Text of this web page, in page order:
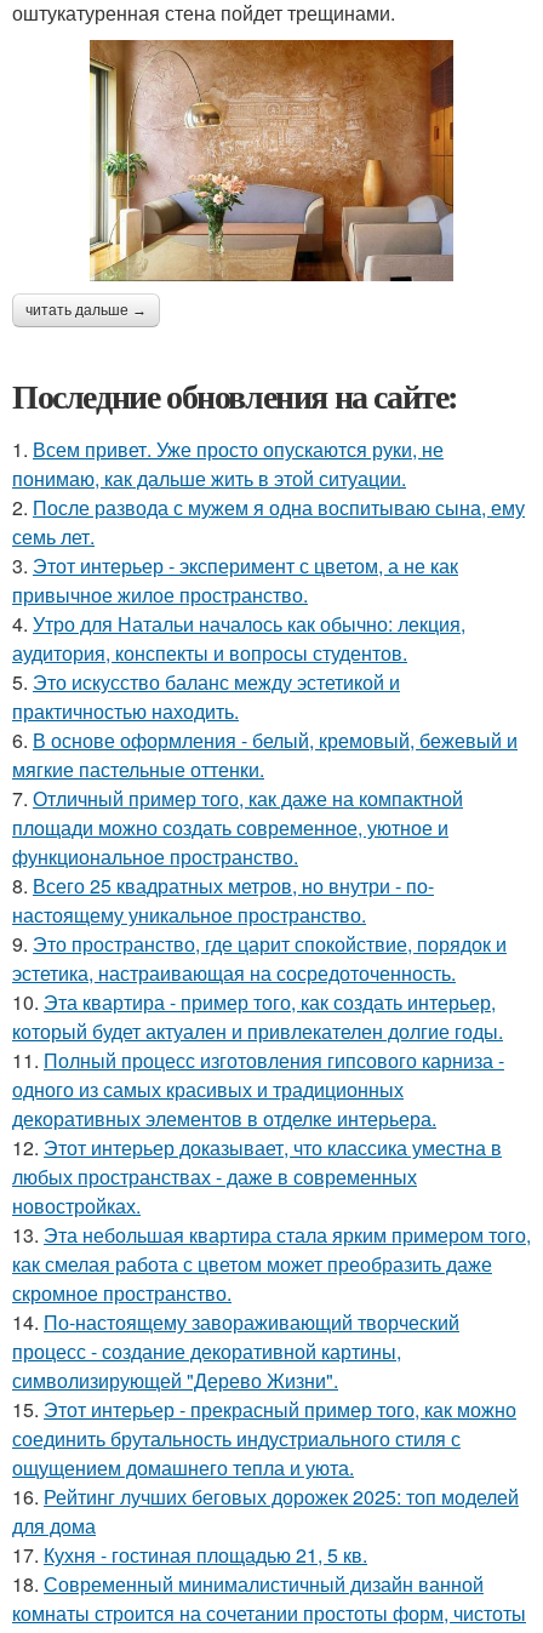
оштукатуренная стена пойдет трещинами.
читать дальше →
Последние обновления на сайте:
1. Всем привет. Уже просто опускаются руки, не
понимаю, как дальше жить в этой ситуации.
2. После развода с мужем я одна воспитываю сына, ему
семь лет.
3. Этот интерьер - эксперимент с цветом, а не как
привычное жилое пространство.
4. Утро для Натальи началось как обычно: лекция,
аудитория, конспекты и вопросы студентов.
5. Это искусство баланс между эстетикой и
практичностью находить.
6. В основе оформления - белый, кремовый, бежевый и
мягкие пастельные оттенки.
7. Отличный пример того, как даже на компактной
площади можно создать современное, уютное и
функциональное пространство.
8. Всего 25 квадратных метров, но внутри - по-
настоящему уникальное пространство.
9. Это пространство, где царит спокойствие, порядок и
эстетика, настраивающая на сосредоточенность.
10. Эта квартира - пример того, как создать интерьер,
который будет актуален и привлекателен долгие годы.
11. Полный процесс изготовления гипсового карниза -
одного из самых красивых и традиционных
декоративных элементов в отделке интерьера.
12. Этот интерьер доказывает, что классика уместна в
любых пространствах - даже в современных
новостройках.
13. Эта небольшая квартира стала ярким примером того,
как смелая работа с цветом может преобразить даже
скромное пространство.
14. По-настоящему завораживающий творческий
процесс - создание декоративной картины,
символизирующей "Дерево Жизни".
15. Этот интерьер - прекрасный пример того, как можно
соединить брутальность индустриального стиля с
ощущением домашнего тепла и уюта.
16. Рейтинг лучших беговых дорожек 2025: топ моделей
для дома
17. Кухня - гостиная площадью 21, 5 кв.
18. Современный минималистичный дизайн ванной
комнаты строится на сочетании простоты форм, чистоты